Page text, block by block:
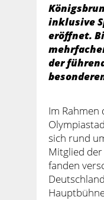
inklusive
eröffnet.
der
Im
sich rund
Mitglied
fanden